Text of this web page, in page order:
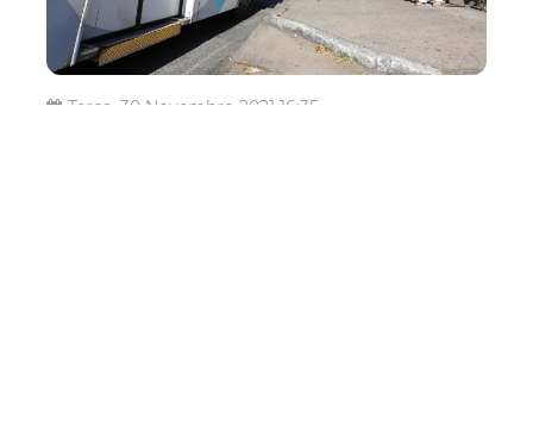
Terça, 30 Novembro 2021 16:35